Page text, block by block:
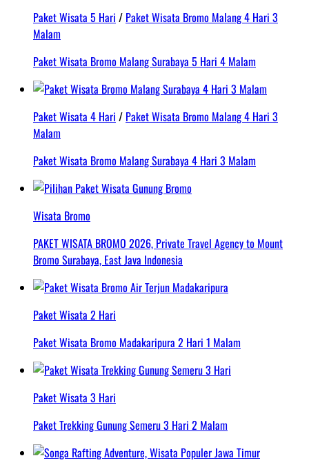
Paket Wisata 5 Hari / Paket Wisata Bromo Malang 4 Hari 3
Malam
Paket Wisata Bromo Malang Surabaya 5 Hari 4 Malam
Paket Wisata 4 Hari / Paket Wisata Bromo Malang 4 Hari 3
Malam
Paket Wisata Bromo Malang Surabaya 4 Hari 3 Malam
Wisata Bromo
PAKET WISATA BROMO 2026, Private Travel Agency to Mount
Bromo Surabaya, East Java Indonesia
Paket Wisata 2 Hari
Paket Wisata Bromo Madakaripura 2 Hari 1 Malam
Paket Wisata 3 Hari
Paket Trekking Gunung Semeru 3 Hari 2 Malam